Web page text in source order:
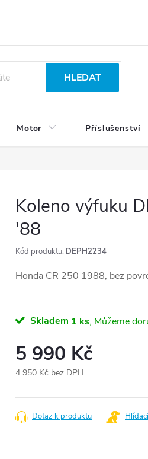
HLEDAT
Motor Příslušenství
Koleno výfuku
'88
Kód produktu: DEPH2234
Honda CR 250 1988, bez
Skladem 1 ks
5 990 Kč
4 950 Kč bez DPH
cena:
Dotaz k produktu